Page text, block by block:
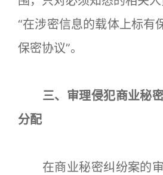
“在涉密信息的载体上标有
保密协议”。
三、审理侵犯商业秘
分配
在商业秘密纠纷案的审